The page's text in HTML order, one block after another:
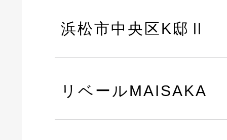
浜松市中央区K邸Ⅱ
リベールMAISAKA